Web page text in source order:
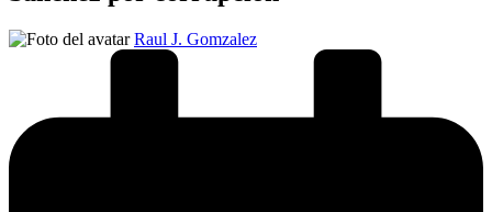
Publicado
Raul J. Gomzalez